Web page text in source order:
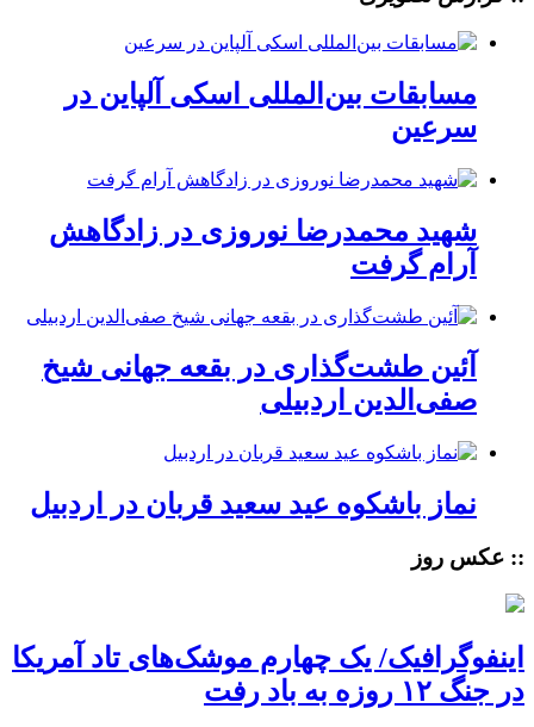
مسابقات بین‌المللی اسکی آلپاین در
سرعین
شهید محمدرضا نوروزی در زادگاهش
آرام گرفت
آئین طشت‌گذاری در بقعه جهانی شیخ
صفی‌الدین اردبیلی
نماز باشکوه عید سعید قربان در اردبیل
:: عکس روز
اینفوگرافیک/ یک چهارم موشک‌های تاد آمریکا
در جنگ ۱۲ روزه به باد رفت